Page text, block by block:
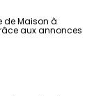
de Maison à
aux annonces